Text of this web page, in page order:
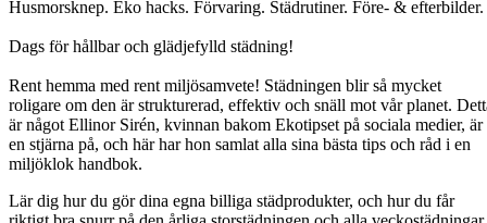
Husmorsknep. Eko hacks. Förvaring. Städrutiner. Före- & efterbilder.
Dags för hållbar och glädjefylld städning!
Rent hemma med rent miljösamvete! Städningen blir så mycket
roligare om den är strukturerad, effektiv och snäll mot vår planet.
är något Ellinor Sirén, kvinnan bakom Ekotipset på sociala medier, är
en stjärna på, och här har hon samlat alla sina bästa tips och råd i en
miljöklok handbok.
Lär dig hur du gör dina egna billiga städprodukter, och hur du får